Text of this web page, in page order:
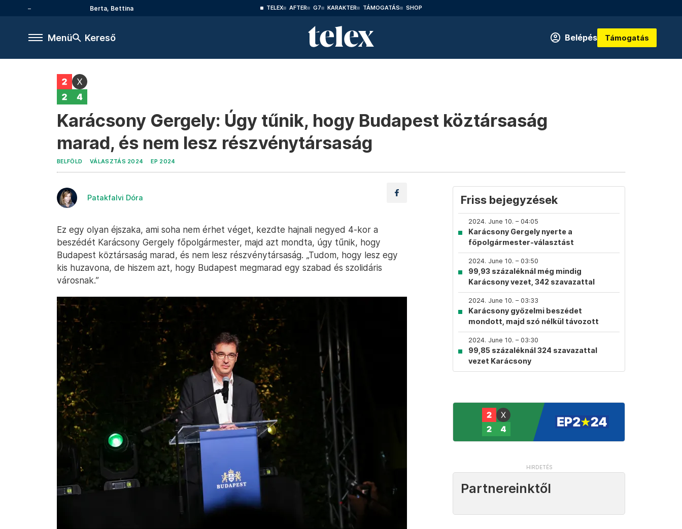
Berta, Bettina TELEX AFTER G7 KARAKTER TÁMOGATÁS SHOP
Menü Kereső Belépés Támogatás
Karácsony Gergely: Úgy tűnik, hogy Budapest köztársaság
marad, és nem lesz részvénytársaság
BELFÖLD VÁLASZTÁS 2024 EP 2024
Patakfalvi Dóra
Ez egy olyan éjszaka, ami soha nem érhet véget, kezdte hajnali negyed 4-kor a
beszédét Karácsony Gergely főpolgármester, majd azt mondta, úgy tűnik, hogy
Budapest köztársaság marad, és nem lesz részvénytársaság. „Tudom, hogy lesz egy
kis huzavona, de hiszem azt, hogy Budapest megmarad egy szabad és szolidáris
városnak.”
Friss bejegyzések
2024. June 10. – 04:05
Karácsony Gergely nyerte a
főpolgármester-választást
2024. June 10. – 03:50
99,93 százaléknál még mindig
Karácsony vezet, 342 szavazattal
2024. June 10. – 03:33
Karácsony győzelmi beszédet
mondott, majd szó nélkül távozott
2024. June 10. – 03:30
99,85 százaléknál 324 szavazattal
vezet Karácsony
Partnereinktől